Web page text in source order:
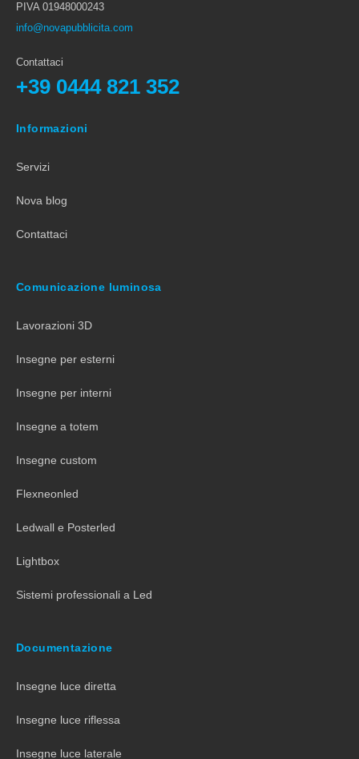
PIVA 01948000243
info@novapubblicita.com
Contattaci
+39 0444 821 352
Informazioni
Servizi
Nova blog
Contattaci
Comunicazione luminosa
Lavorazioni 3D
Insegne per esterni
Insegne per interni
Insegne a totem
Insegne custom
Flexneonled
Ledwall e Posterled
Lightbox
Sistemi professionali a Led
Documentazione
Insegne luce diretta
Insegne luce riflessa
Insegne luce laterale